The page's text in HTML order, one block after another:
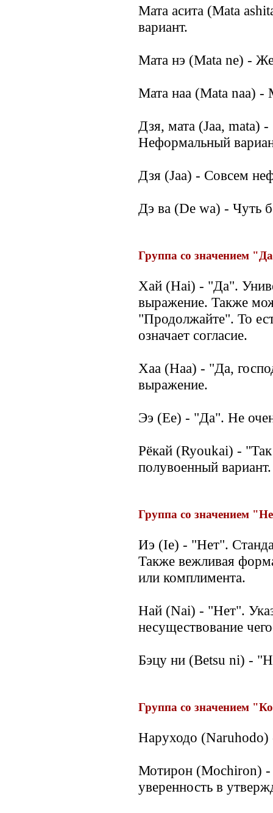
Мата асита (Mata
вариант.
Мата нэ (Mata ne) -
Мата наа (Mata naa) -
Дзя, мата (Jaa, mata)
Неформальный
Дзя (Jaa) - Совсем
Дэ ва (De wa) - Чуть
Группа со значением
Хай (Hai) - "Да".
выражение. Также
"Продолжайте". То
означает согласие.
Хаа (Haa) - "Да,
выражение.
Ээ (Ee) - "Да". Не
Рёкай (Ryoukai) -
полувоенный вариант.
Группа со значением
Иэ (Ie) - "Нет".
Также вежливая
или комплимента.
Най (Nai) - "Нет".
несуществование
Бэцу ни (Betsu ni) -
Группа со значением
Наруходо
Мотирон (Mochiron) -
уверенность в